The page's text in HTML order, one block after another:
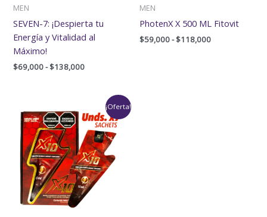
MEN
SEVEN-7: ¡Despierta tu
Energía y Vitalidad al
Máximo!
$69,000-$138,000
MEN
PhotenX X 500 ML Fitovit
$59,000-$118,000
¡Oferta!
de
precios:
desde
$59,000
hasta
$88,500